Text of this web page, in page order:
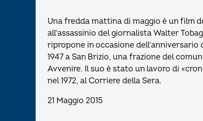
Una fredda mattina di maggio è un film
all’assassinio del giornalista Walter
ripropone in occasione dell’anniversario
1947 a San Brizio, una frazione del
Avvenire. Il suo è stato un lavoro di
nel 1972, al Corriere della Sera.
21 Maggio 2015